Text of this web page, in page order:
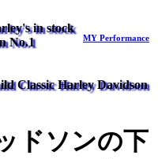
in stock
No.1
MY Performance
Classic Harley Davidson
ドソンの下